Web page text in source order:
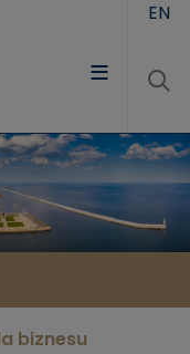
EN
biznesu